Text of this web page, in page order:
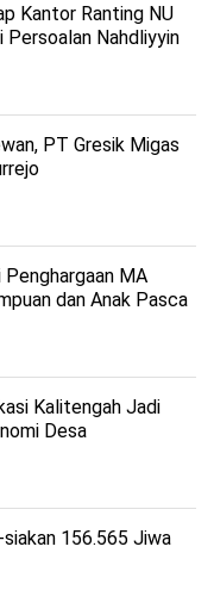
Kantor Ranting NU
Nahdliyyin
PT Gresik Migas
MA
dan Anak Pasca
Kalitengah Jadi
Desa
156.565 Jiwa